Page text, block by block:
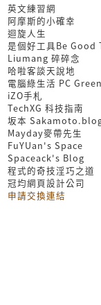
英文練習網
阿摩斯的小確幸
迴旋人生
是個好工具Be Good
Liumang 碎碎念
哈啦客談天說地
電腦綠生活 PC
iZO手札
TechXG 科技指南
坂本
Mayday麥帶先生
FuYUan's Space
Spaceack's Blog
程式的奇技淫巧之道
冠均網頁設計公司
申請交換連結